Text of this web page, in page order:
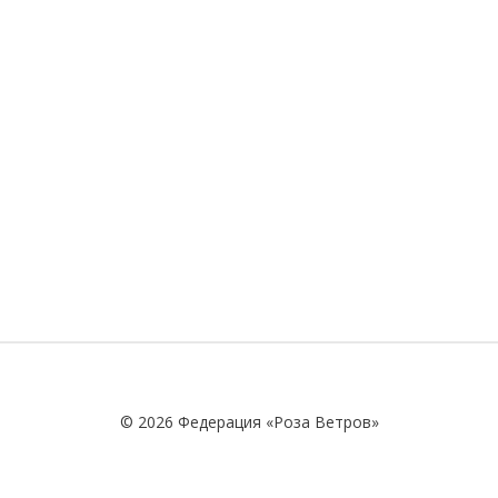
© 2026 Федерация «Роза Ветров»